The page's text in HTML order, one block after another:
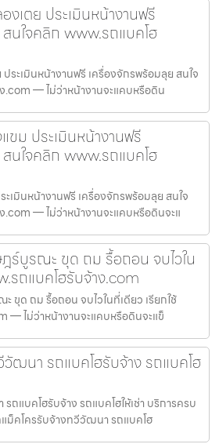
เตย ประเมินหน้างานฟรี
นใจคลิก www.รถแบคโฮ
ระเมินหน้างานฟรี เครื่องจักรพร้อมลุย สนใจ
.com — ไม่ว่าหน้างานจะแคบหรือดิน
ม ประเมินหน้างานฟรี
นใจคลิก www.รถแบคโฮ
เมินหน้างานฟรี เครื่องจักรพร้อมลุย สนใจ
— ไม่ว่าหน้างานจะแคบหรือดินจะแ
ร์บูรณะ ขุด ถม รื้อถอน จบไวใน
รถแบคโฮรับจ้าง.com
ขุด ถม รื้อถอน จบไวในที่เดียว เรียกใช้
— ไม่ว่าหน้างานจะแคบหรือดินจะแข็
ฒนา รถแบคโฮรับจ้าง รถแบคโฮ
ถแบคโฮรับจ้าง รถแบคโฮให้เช่า บริการครบ
ม็คโครรับจ้างทวีวัฒนา รถแบคโฮ